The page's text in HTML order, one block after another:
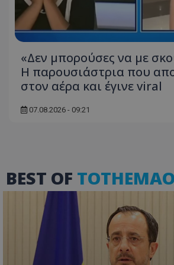
«Δεν μπορούσες να με
Η παρουσιάστρια που
στον αέρα και έγινε viral
07.08.2026 - 09:21
BEST OF